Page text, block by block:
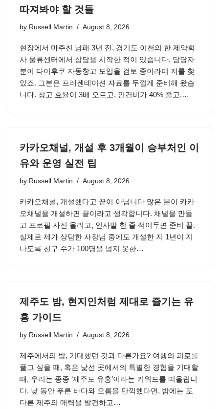
따져봐야 할 것들
by Russell Martin August 8, 2026
현장에서 마주친 낭패 3년 전, 경기도 이천의 한 제약회
사 물류센터에서 상담을 시작한 적이 있습니다. 담당자
분이 다이후쿠 자동창고 도입을 검토 중이라며 저를 찾
았죠. 그분은 프레젠테이션 자료를 두껍게 준비해 왔습
니다. 창고 효율이 3배 오르고, 인건비가 40% 줄고,…
카카오채널, 개설 후 3개월이 승부처인 이
유와 운영 실전 팁
by Russell Martin August 8, 2026
카카오채널, 개설했다고 끝이 아닙니다 많은 분이 카카
오채널을 개설하면 끝이라고 생각합니다. 채널을 만들
고 프로필 사진 올리고, 인사말 한 줄 적어두면 준비 끝.
실제로 제가 상담한 사장님 중에도 개설한 지 1년이 지
나도록 친구 수가 100명을 넘지 못한…
제주도 밤, 현지인처럼 제대로 즐기는 유
흥 가이드
by Russell Martin August 8, 2026
제주에서의 밤, 기대했던 것과 다른가요? 여행의 피로를
풀고 싶을 때, 혹은 낯선 곳에서의 특별한 경험을 기대할
때, 우리는 종종 ‘제주도 유흥’이라는 키워드를 떠올립니
다. 낮 동안 푸른 바다와 오름을 만끽했다면, 밤에는 또
다른 제주의 매력을 발견하고…